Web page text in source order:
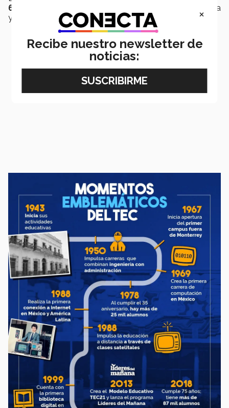
6 de septiembre de 1943
con 14 profesores de planta
y
350 alumnos. ×
Recibe nuestro newsletter de
noticias: